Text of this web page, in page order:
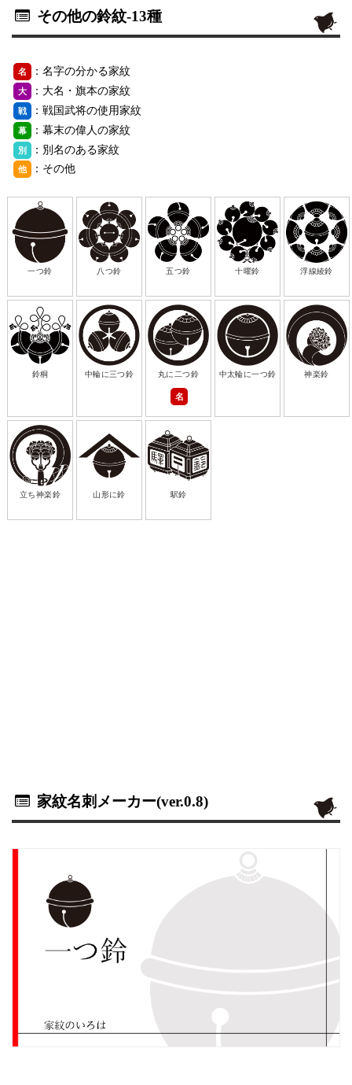
その他の鈴紋-13種
名 ：名字の分かる家紋
大 ：大名・旗本の家紋
戦 ：戦国武将の使用家紋
幕 ：幕末の偉人の家紋
別 ：別名のある家紋
他 ：その他
一つ鈴 八つ鈴 五つ鈴 十曜鈴 浮線綾鈴
鈴桐 中輪に三つ鈴 丸に二つ鈴
名
中太輪に一つ鈴 神楽鈴
立ち神楽鈴 山形に鈴 駅鈴
家紋名刺メーカー(ver.0.8)